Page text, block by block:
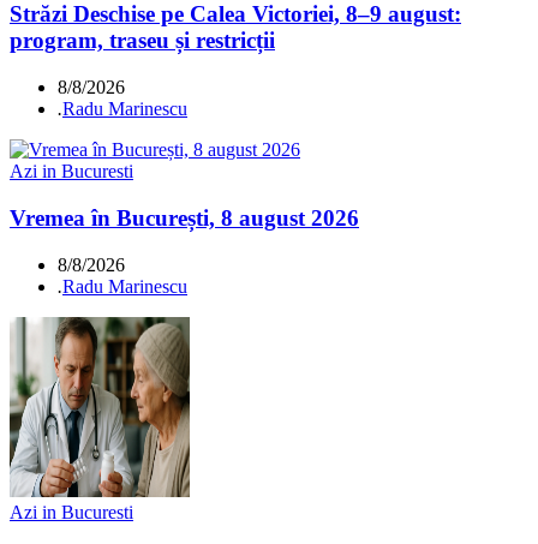
Străzi Deschise pe Calea Victoriei, 8–9 august:
program, traseu și restricții
8/8/2026
.Radu Marinescu
Azi in Bucuresti
Vremea în București, 8 august 2026
8/8/2026
.Radu Marinescu
Azi in Bucuresti